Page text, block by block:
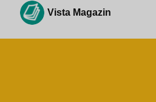
Vista Magazin